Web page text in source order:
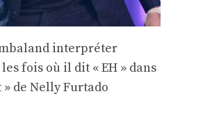
interpréter
fois où il dit « EH » dans
» de Nelly Furtado